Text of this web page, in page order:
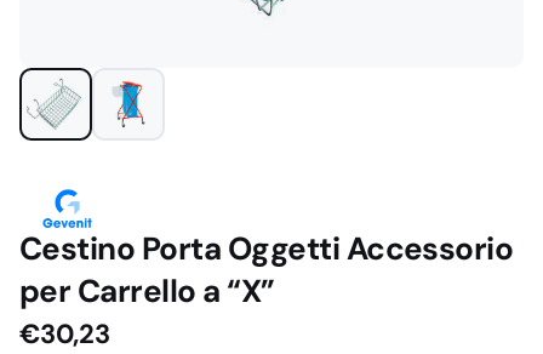
Cestino Porta Oggetti Accessorio
per Carrello a “X”
€30,23